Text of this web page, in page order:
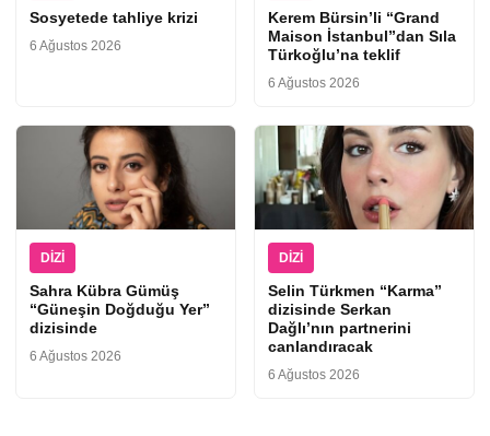
Sosyetede tahliye krizi
6 Ağustos 2026
Kerem Bürsin’li “Grand
Maison İstanbul”dan Sıla
Türkoğlu’na teklif
6 Ağustos 2026
DIZI
Sahra Kübra Gümüş
“Güneşin Doğduğu Yer”
dizisinde
6 Ağustos 2026
DIZI
Selin Türkmen “Karma”
dizisinde Serkan
Dağlı’nın partnerini
canlandıracak
6 Ağustos 2026